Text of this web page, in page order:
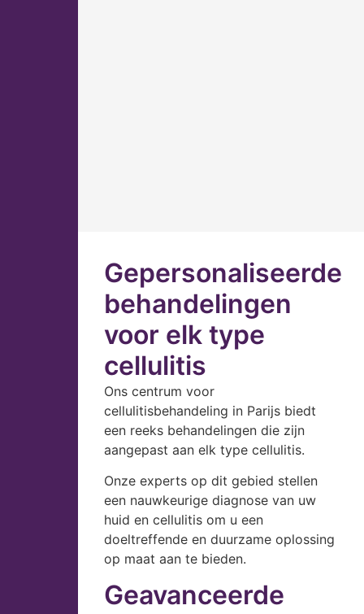
Gepersonaliseerde
behandelingen
voor elk type
cellulitis
Ons centrum voor
cellulitisbehandeling in Parijs biedt
een reeks behandelingen die zijn
aangepast aan elk type cellulitis.
Onze experts op dit gebied stellen
een nauwkeurige diagnose van uw
huid en cellulitis om u een
doeltreffende en duurzame oplossing
op maat aan te bieden.
Geavanceerde